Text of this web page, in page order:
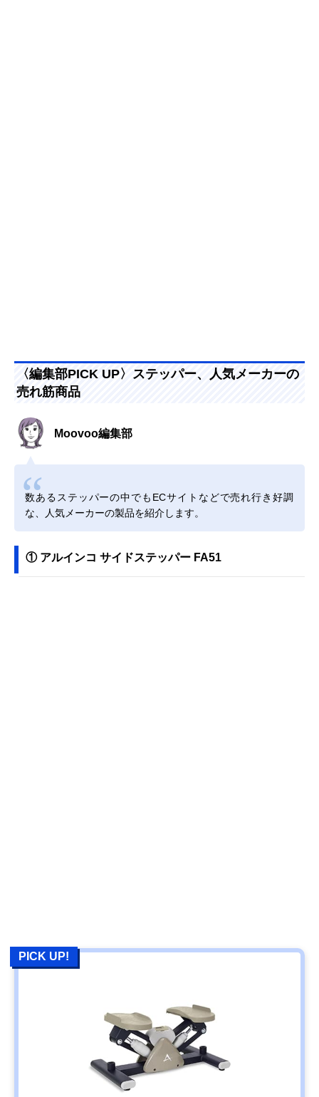
〈編集部PICK UP〉ステッパー、人気メーカーの
売れ筋商品
Moovoo編集部
数あるステッパーの中でもECサイトなどで売れ行き好調
な、人気メーカーの製品を紹介します。
① アルインコ サイドステッパー FA51
PICK UP!